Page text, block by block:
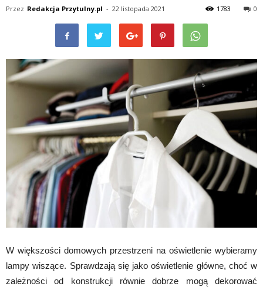
Przez Redakcja Przytulny.pl - 22 listopada 2021 0
1783
W większości domowych przestrzeni na oświetlenie wybieramy
lampy wiszące. Sprawdzają się jako oświetlenie główne, choć w
zależności od konstrukcji równie dobrze mogą dekorować